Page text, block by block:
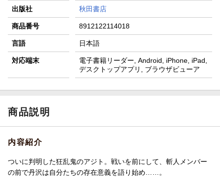
出版社 秋田書店
商品番号 8912122114018
言語 日本語
対応端末
電子書籍リーダー, Android, iPhone, iPad,
デスクトップアプリ, ブラウザビューア
商品説明
内容紹介
ついに判明した狂乱鬼のアジト。戦いを前にして、斬人メンバー
の前で丹沢は自分たちの存在意義を語り始め……。